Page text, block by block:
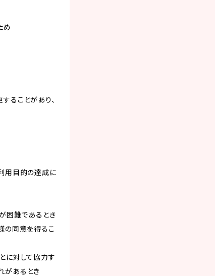
め
ることがあり、
用目的の達成に
困難であるとき
の同意を得るこ
に対して協力す
があるとき